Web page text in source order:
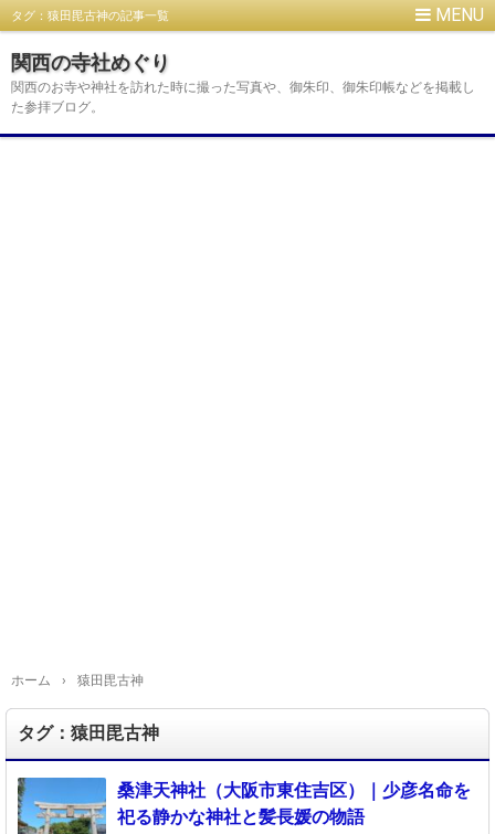
タグ：猿田毘古神の記事一覧
関西の寺社めぐり
関西のお寺や神社を訪れた時に撮った写真や、御朱印、御朱印帳などを掲載し
た参拝ブログ。
ホーム › 猿田毘古神
タグ：猿田毘古神
桑津天神社（大阪市東住吉区）｜少彦名命を
祀る静かな神社と髪長媛の物語